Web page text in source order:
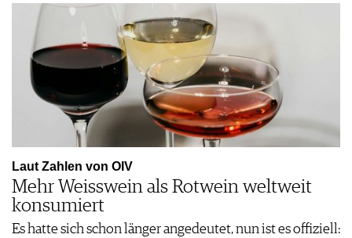
Laut Zahlen von OIV
Mehr Weisswein als Rotwein weltweit
konsumiert
Es hatte sich schon länger angedeutet, nun ist es offiziell: